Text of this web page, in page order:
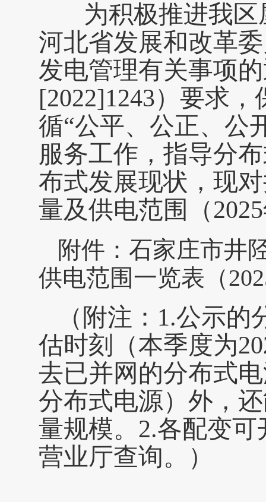
为积极推进我区
河北省发展和改革
发电管理有关事项
[2022]1243）要求
循“公平、公正、公
服务工作，指导分
布式发展现状，现
量及供电范围（
附件： 石家庄市井
供电范围一览表（
（附注： 1.公示的
估时刻（本季度为
去已并网的分布式
分布式电源）外，
量规模。2.各配变
营业厅查询。）